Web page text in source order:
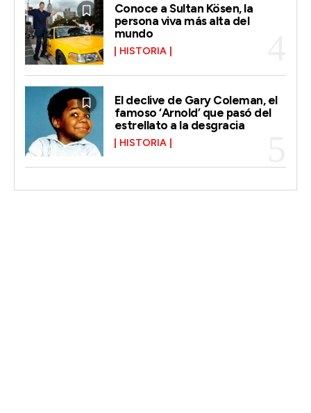
Conoce a Sultan Kösen, la
persona viva más alta del
mundo
HISTORIA
El declive de Gary Coleman, el
famoso ‘Arnold’ que pasó del
estrellato a la desgracia
HISTORIA